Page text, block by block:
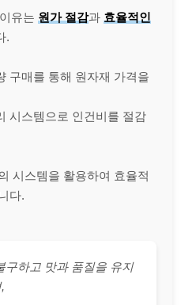
유는 원가 절감과 효율적인
.
구매를 통해 원자재 가격을
시스템으로 인건비를 절감
시스템을 활용하여 효율적
다.
구하고 맛과 품질을 유지